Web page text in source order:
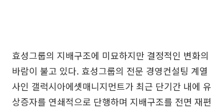
효성그룹의 지배구조에 미묘하지만 결정적인 변화의
바람이 불고 있다. 효성그룹의 전문 경영컨설팅 계열
사인 갤럭시아에셋매니지먼트가 최근 단기간 내에 유
상증자를 연쇄적으로 단행하며 지배구조를 전면 재편